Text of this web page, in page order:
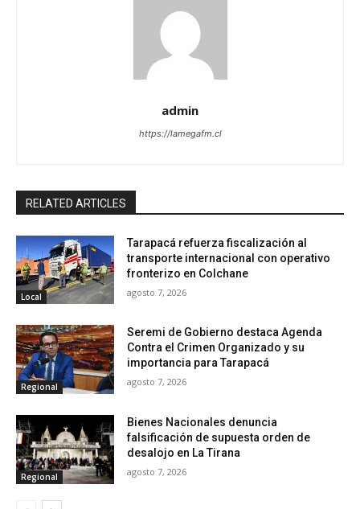
admin
https://lamegafm.cl
RELATED ARTICLES
Local
Tarapacá refuerza fiscalización al
transporte internacional con operativo
fronterizo en Colchane
agosto 7, 2026
Regional
Seremi de Gobierno destaca Agenda
Contra el Crimen Organizado y su
importancia para Tarapacá
agosto 7, 2026
Regional
Bienes Nacionales denuncia
falsificación de supuesta orden de
desalojo en La Tirana
agosto 7, 2026